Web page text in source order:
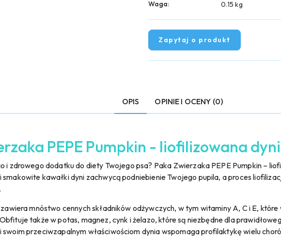
Waga:
0.15 kg
Zapytaj o produkt
OPIS OPINIE I OCENY (0)
PEPE Pumpkin - liofilizowana
i zdrowego dodatku do diety Twojego psa? Paka Zwierzaka PEPE Pumpkin –
kawałki dyni zachwycą podniebienie Twojego pupila, a proces
mnóstwo cennych składników odżywczych, w tym witaminy A, C i E,
także w potas, magnez, cynk i żelazo, które są niezbędne dla
przeciwzapalnym właściwościom dynia wspomaga profilaktykę wielu